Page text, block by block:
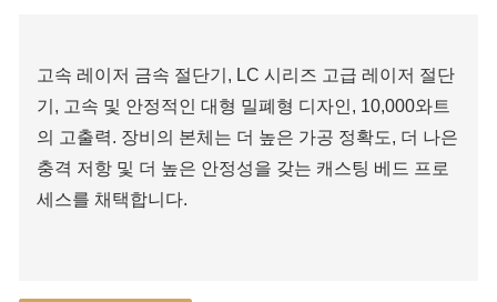
고속 레이저 금속 절단기, LC 시리즈 고급 레이저 절단
기, 고속 및 안정적인 대형 밀폐형 디자인, 10,000와트
의 고출력. 장비의 본체는 더 높은 가공 정확도, 더 나은
충격 저항 및 더 높은 안정성을 갖는 캐스팅 베드 프로
세스를 채택합니다.